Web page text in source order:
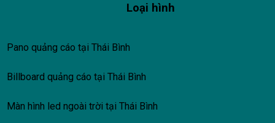
Loại hình
Pano quảng cáo tại Thái Bình
Billboard quảng cáo tại Thái Bình
Màn hình led ngoài trời tại Thái Bình